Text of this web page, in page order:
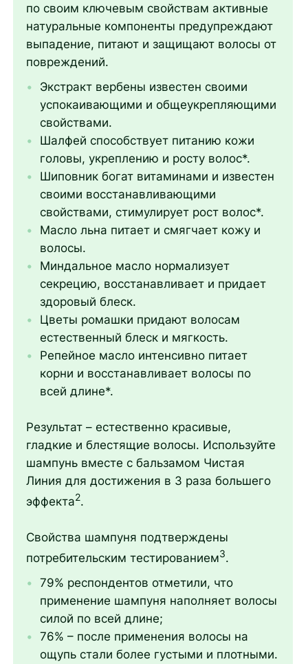
по своим ключевым свойствам активные
натуральные компоненты предупреждают
выпадение, питают и защищают волосы от
повреждений.
Экстракт вербены известен своими
успокаивающими и общеукрепляющими
свойствами.
Шалфей способствует питанию кожи
головы, укреплению и росту волос*.
Шиповник богат витаминами и известен
своими восстанавливающими
свойствами, стимулирует рост волос*.
Масло льна питает и смягчает кожу и
волосы.
Миндальное масло нормализует
секрецию, восстанавливает и придает
здоровый блеск.
Цветы ромашки придают волосам
естественный блеск и мягкость.
Репейное масло интенсивно питает
корни и восстанавливает волосы по
всей длине*.
Результат – естественно красивые,
гладкие и блестящие волосы. Используйте
шампунь вместе с бальзамом Чистая
Линия для достижения в 3 раза большего
эффекта2.
Свойства шампуня подтверждены
потребительским тестированием3.
79% респондентов отметили, что
применение шампуня наполняет волосы
силой по всей длине;
76% – после применения волосы на
ощупь стали более густыми и плотными.